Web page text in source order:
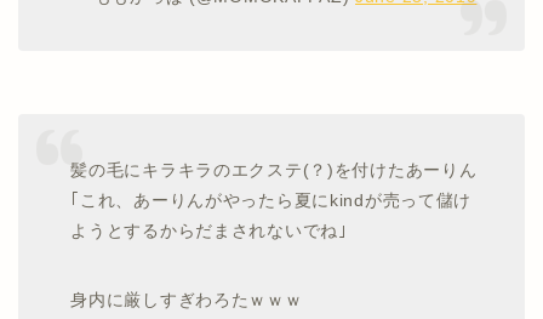
髪の毛にキラキラのエクステ(？)を付けたあーりん
｢これ、あーりんがやったら夏にkindが売って儲け
ようとするからだまされないでね｣
身内に厳しすぎわろたｗｗｗ